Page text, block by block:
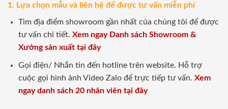
1. Lựa chọn mẫu và liên hệ để được tư vấn miễn phí
Tìm địa điểm showroom gần nhất của chúng tôi để được
tư vấn chi tiết. Xem ngay Danh sách Showroom &
Xưởng sản xuất tại đây
Gọi điện/ Nhắn tin đến hotline trên website. Hỗ trợ
cuộc gọi hình ảnh Video Zalo để trực tiếp tư vấn. Xem
ngay danh sách 20 nhân viên tại đây